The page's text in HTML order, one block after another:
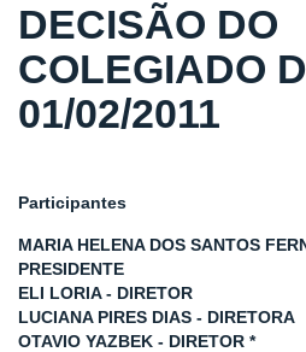
DECISÃO DO
COLEGIADO
01/02/2011
Participantes
MARIA HELENA DOS SANTOS
PRESIDENTE
ELI LORIA - DIRETOR
LUCIANA PIRES DIAS - DIRETORA
OTAVIO YAZBEK - DIRETOR *